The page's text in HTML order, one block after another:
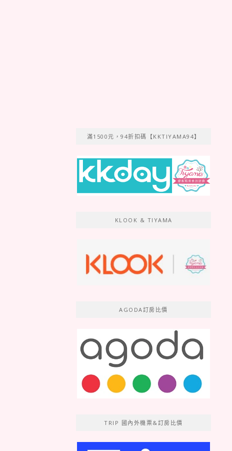
滿1500元，94折扣碼【KKTIYAMA94】
KLOOK & TIYAMA
AGODA訂房比價
TRIP 國內外機票&訂房比價